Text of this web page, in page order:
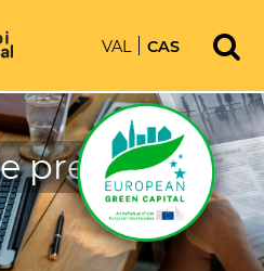
VAL CAS
prensa